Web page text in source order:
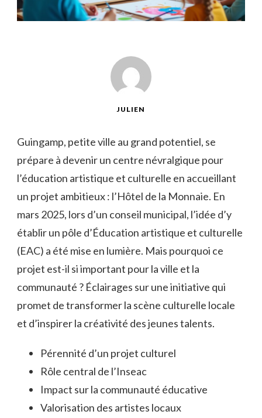
JULIEN
Guingamp, petite ville au grand potentiel, se
prépare à devenir un centre névralgique pour
l’éducation artistique et culturelle en accueillant
un projet ambitieux : l’Hôtel de la Monnaie. En
mars 2025, lors d’un conseil municipal, l’idée d’y
établir un pôle d’Éducation artistique et culturelle
(EAC) a été mise en lumière. Mais pourquoi ce
projet est-il si important pour la ville et la
communauté ? Éclairages sur une initiative qui
promet de transformer la scène culturelle locale
et d’inspirer la créativité des jeunes talents.
Pérennité d’un projet culturel
Rôle central de l’Inseac
Impact sur la communauté éducative
Valorisation des artistes locaux